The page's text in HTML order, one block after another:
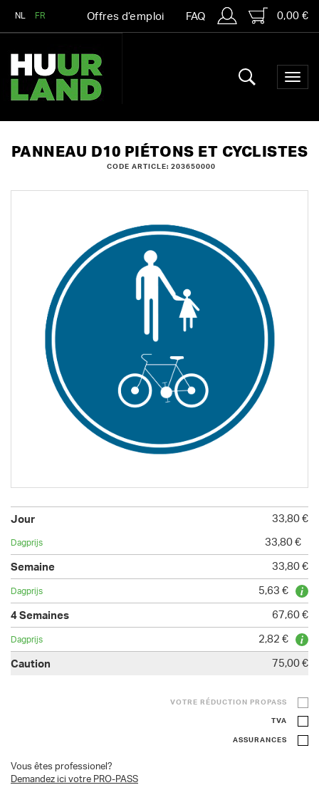
NL FR Offres d’emploi FAQ 0,00 €
PANNEAU D10 PIÉTONS ET CYCLISTES
CODE ARTICLE: 203650000
33,80 €
33,80 €
33,80 €
5,63 €
67,60 €
2,82 €
75,00 €
VOTRE RÉDUCTION PROPASS
TVA
ASSURANCES
Vous êtes professionel?
Demandez ici votre PRO-PASS